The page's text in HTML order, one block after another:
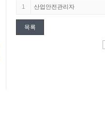
1 산업안전관리자
목록